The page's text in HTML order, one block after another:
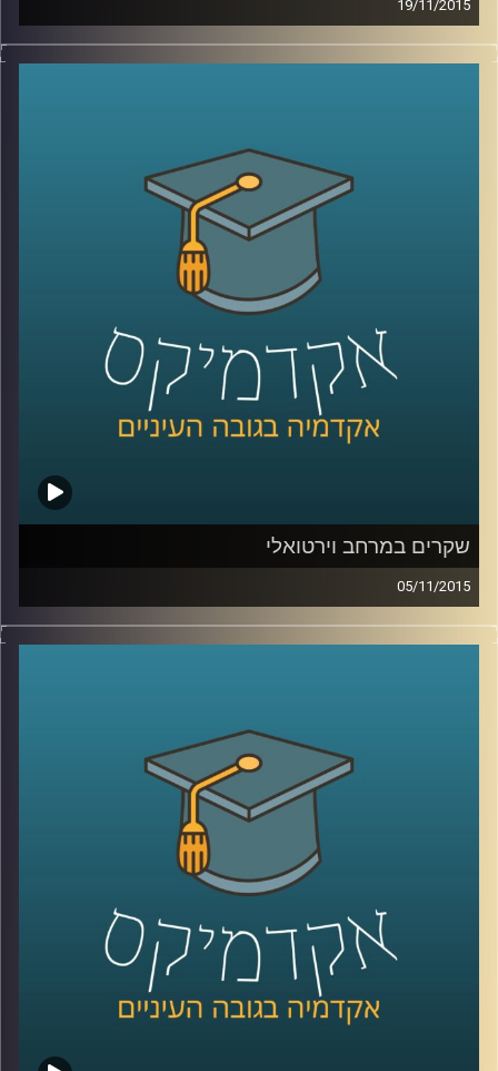
19/11/2015
דוקטור שירי רזניק מספרת על מחאות נשיות
ה-60 וה-90, סרטי דיסני, מכתבים של ילדים
וילדות למפיקי טלוויזיה והספר "המיסתורין
AudioVersity
שקרים במרחב וירטואלי
05/11/2015
רגע לפני שהוא עוזב לפוסט דוקטורט ב– NYU,
הוירטואליים. ניהול זמינות, החלפת זהויות
ומצבים נוספים גורמים לנו לסלף את האמת.
יחד עם זאת, הרשת לא אוהבת אותנו שקרנים.
יודעים למה? על יצירתיות וההזדמנות המופלאה
להיות בצורות נוספות מחוץ לממד המוחשי
קרדיט תמונות: AudioVersity